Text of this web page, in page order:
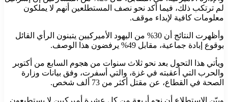
لم ترتكب ذلك، فيما أكد نحو نصف المستطلعين أنهم لا يملكون
معلومات كافية لإبداء موقف.
وأظهرت النتائج أن 30% من اليهود الأميركيين يتبنون الرأي القائل
بوقوع إبادة جماعية، مقابل 49% يرفضون هذا الوصف.
ويأتي هذا التحول بعد نحو ثلاث سنوات من هجوم السابع من أكتوبر
والحرب التي أعقبته في غزة، والتي أسفرت، وفق بيانات وزارة
الصحة في القطاع، عن مقتل أكثر من 73 ألف شخص.
وبيّن الاستطلاع أن نحو أربعة من كل عشرة أميركيين لا يستطيعون